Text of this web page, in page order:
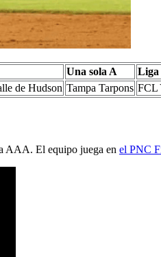
Una sola A Liga
de Hudson Tampa Tarpons FCL
AAA. El equipo juega en el PNC